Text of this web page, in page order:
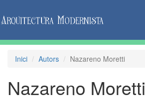
Inici Autors Nazareno Moretti
Nazareno Moretti